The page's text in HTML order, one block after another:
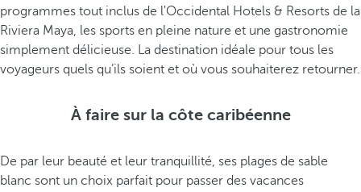
programmes tout inclus de l'Occidental Hotels & Resorts de la
Riviera Maya, les sports en pleine nature et une gastronomie
simplement délicieuse. La destination idéale pour tous les
voyageurs quels qu’ils soient et où vous souhaiterez retourner.
À faire sur la côte caribéenne
De par leur beauté et leur tranquillité, ses plages de sable
blanc sont un choix parfait pour passer des vacances